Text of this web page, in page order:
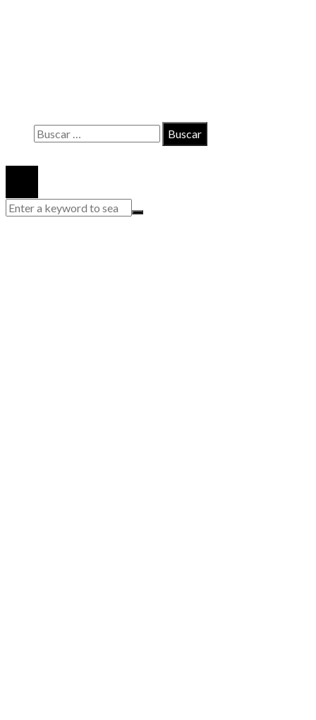
Buscar: